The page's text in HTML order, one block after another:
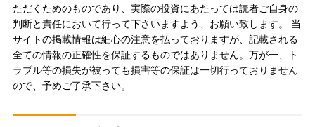
ただくためのものであり、実際の投資にあたっては読者ご自身の
判断と責任において行って下さいますよう、お願い致します。 当
サイトの掲載情報は細心の注意を払っておりますが、記載される
全ての情報の正確性を保証するものではありません。万が一、ト
ラブル等の損失が被っても損害等の保証は一切行っておりません
ので、予めご了承下さい。